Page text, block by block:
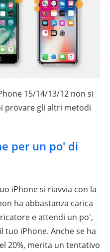
15/14/13/12 non si
provare gli altri metodi
per un po' di
iPhone si riavvia con la
ha abbastanza carica
e attendi un po',
tuo iPhone. Anche se ha
20%, merita un tentativo